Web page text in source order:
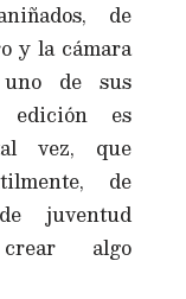
de
y la cámara
de sus
es
vez, que
de
juventud
algo